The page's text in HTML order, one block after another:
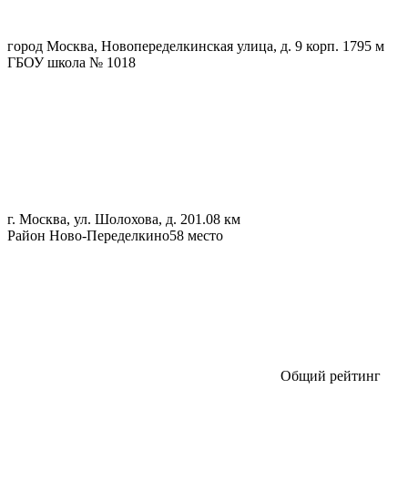
город Москва, Новопеределкинская улица, д. 9 корп. 1 795 м
ГБОУ школа № 1018
г. Москва, ул. Шолохова, д. 201.08 км
Район Ново-Переделкино58 место
Общий рейтинг